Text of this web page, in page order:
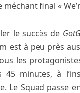
final «
le succès de GotG
est à peu près
les
45 minutes, à
Le Squad passe